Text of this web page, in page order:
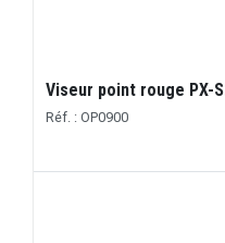
Viseur point rouge PX-
Réf. : OP0900